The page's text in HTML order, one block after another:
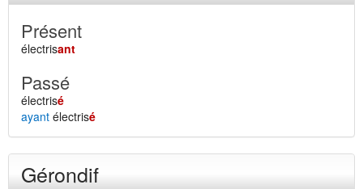
Présent
électrisant
Passé
électrisé
ayant électrisé
Gérondif